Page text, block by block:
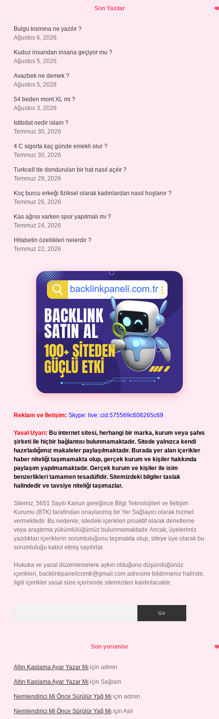
Son Yazılar
Bulgu kısmına ne yazılır ?
Ağustos 6, 2026
Kuduz insandan insana geçiyor mu ?
Ağustos 5, 2026
Avazbek ne demek ?
Ağustos 5, 2026
54 beden mont XL mi ?
Ağustos 3, 2026
Istibdat nedir islam ?
Temmuz 30, 2026
4 C sigorta kaç günde emekli olur ?
Temmuz 30, 2026
Turkcell’de dondurulan bir hat nasıl açılır ?
Temmuz 29, 2026
Koç burcu erkeği fiziksel olarak kadınlardan nasıl hoşlanır ?
Temmuz 26, 2026
Kas ağrısı varken spor yapılmalı mı ?
Temmuz 24, 2026
Hitabetin özellikleri nelerdir ?
Temmuz 22, 2026
Reklam ve İletişim: Skype: live:.cid.575569c608265c69
Yasal Uyarı: Bu internet sitesi, herhangi bir marka, kurum veya şahıs
şirketi ile hiçbir bağlantısı bulunmamaktadır. Sitede yalnızca kendi
hazırladığımız makaleler paylaşılmaktadır. Burada yer alan içerikler
haber niteliği taşımamakta olup, gerçek kurum ve kişiler hakkında
paylaşım yapılmamaktadır. Gerçek kurum ve kişiler ile isim
benzerlikleri tamamen tesadüfidir. Sitemizdeki bilgiler taslak
halindedir ve tavsiye niteliği taşımazlar.
Sitemiz, 5651 Sayılı Kanun gereğince Bilgi Teknolojileri ve İletişim
Kurumu (BTK) tarafından onaylanmış bir Yer Sağlayıcı olarak hizmet
vermektedir. Bu nedenle, sitedeki içerikleri proaktif olarak denetleme
veya araştırma yükümlülüğümüz bulunmamaktadır. Ancak, üyelerimiz
yazdıkları içeriklerin sorumluluğunu taşımakta olup, siteye üye olarak bu
sorumluluğu kabul etmiş sayılırlar.
Hukuka ve yasal düzenlemelere aykırı olduğunu düşündüğünüz
içerikleri, backlinkpanelicomtr@gmail.com adresine bildirmeniz halinde,
ilgili içerikler yasal süre içerisinde sitemizden kaldırılacaktır.
Son yorumlar
Altın Kaplama Ayar Yazar Mı için admin
Altın Kaplama Ayar Yazar Mı için Sağlam
Nemlendirici Mi Önce Sürülür Yağ Mı için admin
Nemlendirici Mi Önce Sürülür Yağ Mı için Asil